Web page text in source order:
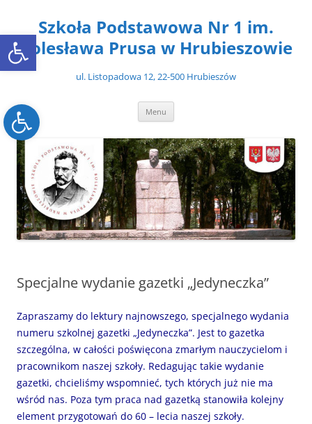
Open toolbar
Open toolbar
treściSzkoła Podstawowa Nr 1 im.
Bolesława Prusa w Hrubieszowie
ul. Listopadowa 12, 22-500 Hrubieszów
Menu
Specjalne wydanie gazetki „Jedyneczka”
Zapraszamy do lektury najnowszego, specjalnego wydania
numeru szkolnej gazetki „Jedyneczka”. Jest to gazetka
szczególna, w całości poświęcona zmarłym nauczycielom i
pracownikom naszej szkoły. Redagując takie wydanie
gazetki, chcieliśmy wspomnieć, tych których już nie ma
wśród nas. Poza tym praca nad gazetką stanowiła kolejny
element przygotowań do 60 – lecia naszej szkoły.